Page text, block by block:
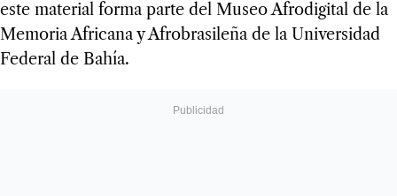
este material forma parte del Museo Afrodigital de la
Memoria Africana y Afrobrasileña de la Universidad
Federal de Bahía.